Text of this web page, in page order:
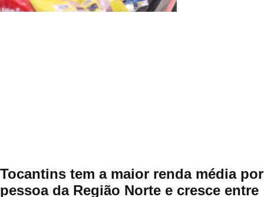
Tocantins tem a maior renda média por
pessoa da Região Norte e cresce entre